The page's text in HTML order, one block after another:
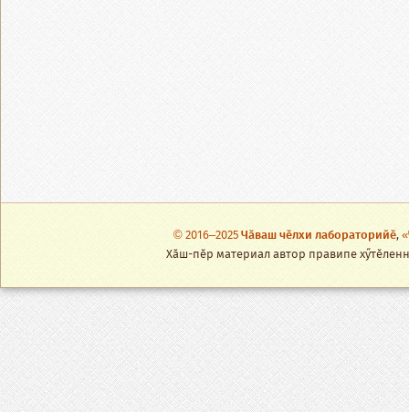
© 2016–2025Чӑваш чӗлхи лабораторийӗ,
Хӑш-пӗр материал автор правипе